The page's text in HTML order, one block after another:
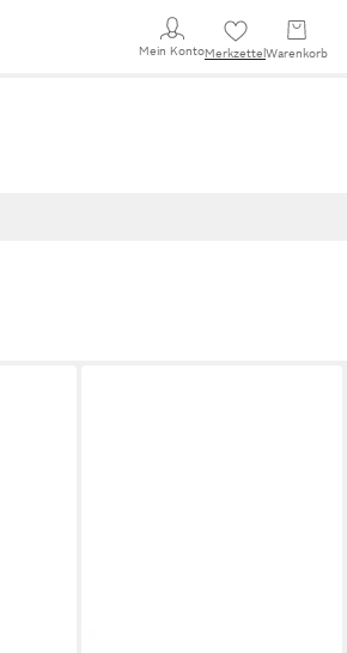
Mein KontoMerkzettel Warenkorb